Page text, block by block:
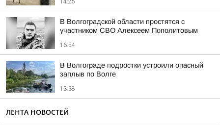
14:25
В Волгоградской области простятся с
участником СВО Алексеем Пополитовым
16:54
В Волгограде подростки устроили опасный
заплыв по Волге
13:38
ЛЕНТА НОВОСТЕЙ